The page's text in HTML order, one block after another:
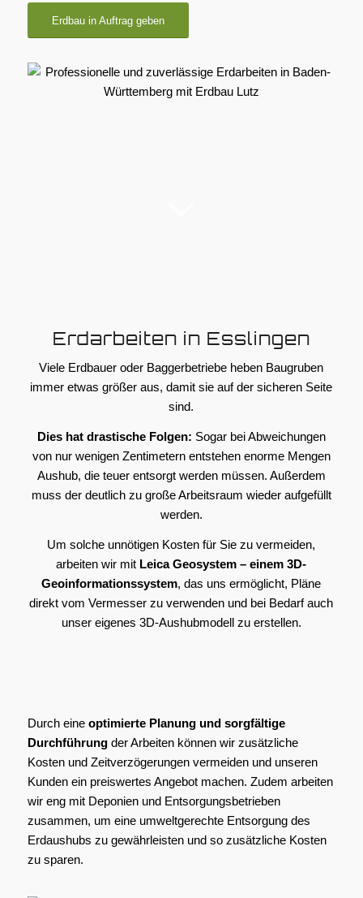
Erdbau in Auftrag geben
Erdarbeiten in Esslingen
Viele Erdbauer oder Baggerbetriebe heben Baugruben
immer etwas größer aus, damit sie auf der sicheren Seite
sind.
Dies hat drastische Folgen: Sogar bei Abweichungen
von nur wenigen Zentimetern entstehen enorme Mengen
Aushub, die teuer entsorgt werden müssen. Außerdem
muss der deutlich zu große Arbeitsraum wieder aufgefüllt
werden.
Um solche unnötigen Kosten für Sie zu vermeiden,
arbeiten wir mit Leica Geosystem – einem 3D-
Geoinformationssystem, das uns ermöglicht, Pläne
direkt vom Vermesser zu verwenden und bei Bedarf auch
unser eigenes 3D-Aushubmodell zu erstellen.
Durch eine optimierte Planung und sorgfältige
Durchführungder Arbeiten können wir zusätzliche
Kosten und Zeitverzögerungen vermeiden und unseren
Kunden ein preiswertes Angebot machen. Zudem arbeiten
wir eng mit Deponien und Entsorgungsbetrieben
zusammen, um eine umweltgerechte Entsorgung des
Erdaushubs zu gewährleisten und so zusätzliche Kosten
zu sparen.